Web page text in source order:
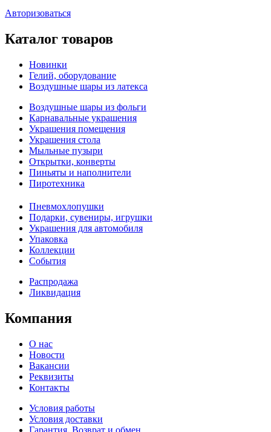
Авторизоваться
Каталог товаров
Новинки
Гелий, оборудование
Воздушные шары из латекса
Воздушные шары из фольги
Карнавальные украшения
Украшения помещения
Украшения стола
Мыльные пузыри
Открытки, конверты
Пиньяты и наполнители
Пиротехника
Пневмохлопушки
Подарки, сувениры, игрушки
Украшения для автомобиля
Упаковка
Коллекции
События
Распродажа
Ликвидация
Компания
О нас
Новости
Вакансии
Реквизиты
Контакты
Условия работы
Условия доставки
Гарантия. Возврат и обмен